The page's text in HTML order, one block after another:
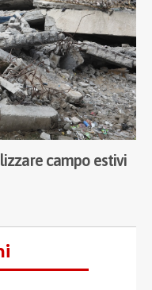
campo estivi